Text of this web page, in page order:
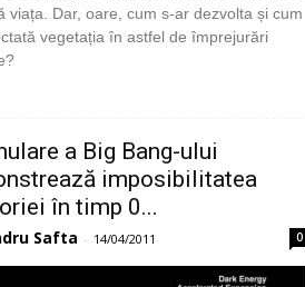
viața. Dar, oare, cum s-ar dezvolta și cum
vegetația în astfel de împrejurări
a Big Bang-ului
imposibilitatea
în timp 0...
Safta - 14/04/2011 0